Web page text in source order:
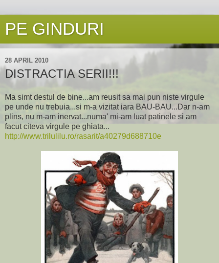
PE GINDURI
28 APRIL 2010
DISTRACTIA SERII!!!
Ma simt destul de bine...am reusit sa mai pun niste virgule
pe unde nu trebuia...si m-a vizitat iara BAU-BAU...Dar n-am
plins, nu m-am inervat...numa' mi-am luat patinele si am
facut citeva virgule pe ghiata...
http://www.trilulilu.ro/rasarit/a40279d688710e